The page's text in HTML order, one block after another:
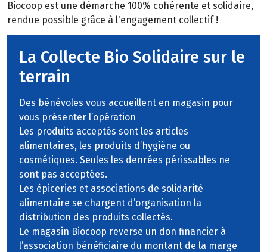
Biocoop est une démarche 100% cohérente et solidaire,
rendue possible grâce à l'engagement collectif !
La Collecte Bio Solidaire sur le
terrain
Des bénévoles vous accueillent en magasin pour
vous présenter l’opération
Les produits acceptés sont les articles
alimentaires, les produits d’hygiène ou
cosmétiques. Seules les denrées périssables ne
sont pas acceptées.
Les épiceries et associations de solidarité
alimentaire se chargent d’organisation la
distribution des produits collectés.
Le magasin Biocoop reverse un don financier à
l’association bénéficiaire du montant de la marge